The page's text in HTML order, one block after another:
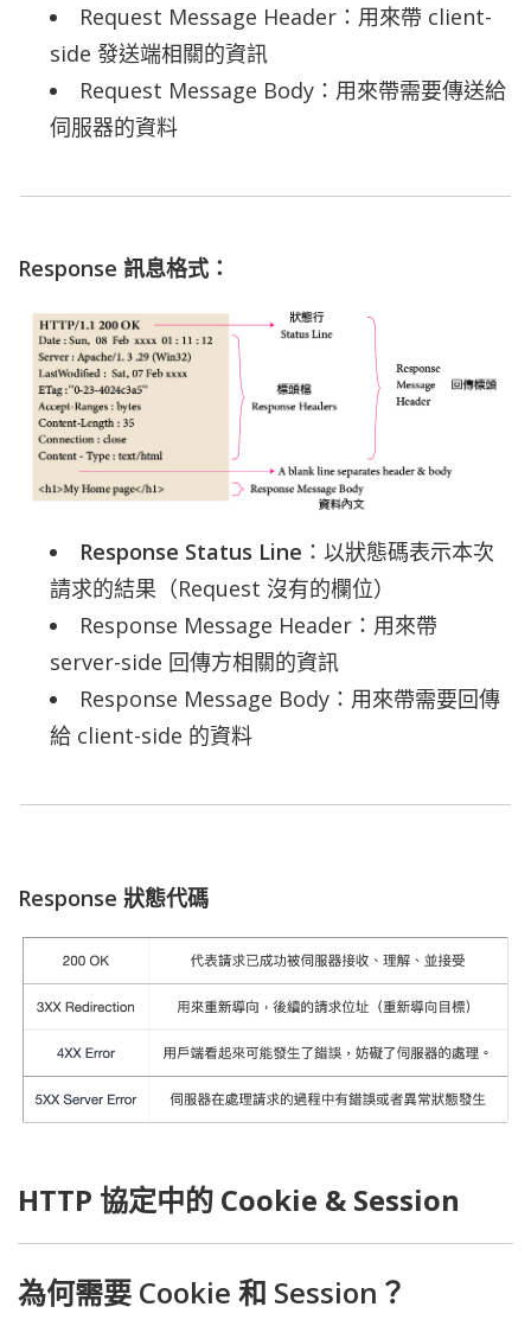
Request Message Header：用來帶 client-
side 發送端相關的資訊
Request Message Body：用來帶需要傳送給
伺服器的資料
Response 訊息格式：
Response Status Line ：以狀態碼表示本次
請求的結果（Request 沒有的欄位）
Response Message Header：用來帶
server-side 回傳方相關的資訊
Response Message Body：用來帶需要回傳
給 client-side 的資料
Response 狀態代碼
HTTP 協定中的 Cookie & Session
為何需要 Cookie 和 Session？